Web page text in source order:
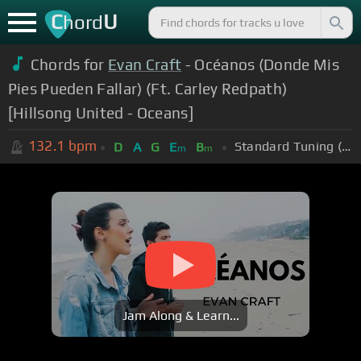
ChordU
Chords for Evan Craft - Océanos (Donde Mis
Pies Pueden Fallar) (Ft. Carley Redpath)
[Hillsong United - Oceans]
132.1 bpm D A G Em Bm Standard Tuning (EADGBE)
Jam Along & Learn...